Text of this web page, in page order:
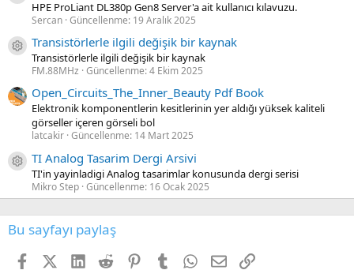
HPE ProLiant DL380p Gen8 Server'a ait kullanıcı kılavuzu.
Sercan Güncellenme: 19 Aralık 2025
Kaynak ikon/amblem
Transistörlerle ilgili değişik bir kaynak
Transistörlerle ilgili değişik bir kaynak
FM.88MHz Güncellenme:4 Ekim 2025
Open_Circuits_The_Inner_Beauty Pdf Book
Elektronik komponentlerin kesitlerinin yer aldığı yüksek kaliteli
görseller içeren görseli bol
latcakir Güncellenme: 14 Mart 2025
Kaynak ikon/amblem
TI Analog Tasarim Dergi Arsivi
TI'in yayinladigi Analog tasarimlar konusunda dergi serisi
Mikro Step Güncellenme: 16 Ocak 2025
Bu sayfayı paylaş
FacebookX (Twitter)
LinkedIn
Reddit PinterestTumblr WhatsApp
E-postaLink